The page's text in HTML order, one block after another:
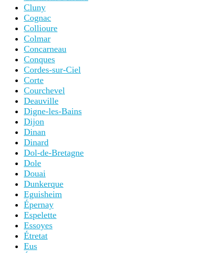
Cluny
Cognac
Collioure
Colmar
Concarneau
Conques
Cordes-sur-Ciel
Corte
Courchevel
Deauville
Digne-les-Bains
Dijon
Dinan
Dinard
Dol-de-Bretagne
Dole
Douai
Dunkerque
Eguisheim
Épernay
Espelette
Essoyes
Étretat
Eus